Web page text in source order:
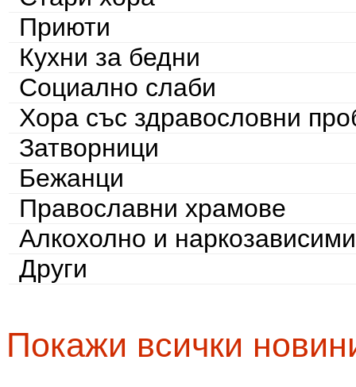
Приюти
Кухни за бедни
Социално слаби
Хора със здравословни
Затворници
Бежанци
Православни храмове
Алкохолно и наркозависими
Други
Покажи всички